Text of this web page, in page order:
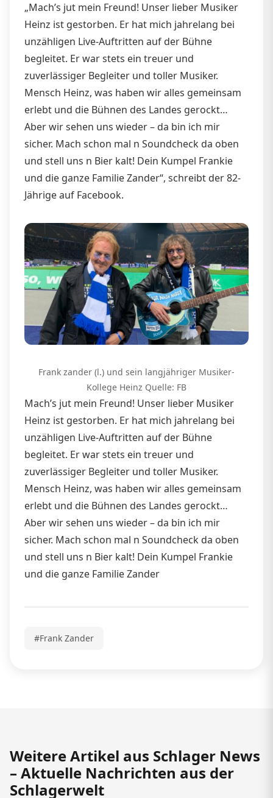
„Mach’s jut mein Freund! Unser lieber Musiker
Heinz ist gestorben. Er hat mich jahrelang bei
unzähligen Live-Auftritten auf der Bühne
begleitet. Er war stets ein treuer und
zuverlässiger Begleiter und toller Musiker.
Mensch Heinz, was haben wir alles gemeinsam
erlebt und die Bühnen des Landes gerockt…
Aber wir sehen uns wieder – da bin ich mir
sicher. Mach schon mal n Soundcheck da oben
und stell uns n Bier kalt! Dein Kumpel Frankie
und die ganze Familie Zander“, schreibt der 82-
Jährige auf Facebook.
Frank zander (l.) und sein langjähriger Musiker-
Kollege Heinz Quelle: FB
Mach’s jut mein Freund! Unser lieber Musiker
Heinz ist gestorben. Er hat mich jahrelang bei
unzähligen Live-Auftritten auf der Bühne
begleitet. Er war stets ein treuer und
zuverlässiger Begleiter und toller Musiker.
Mensch Heinz, was haben wir alles gemeinsam
erlebt und die Bühnen des Landes gerockt…
Aber wir sehen uns wieder – da bin ich mir
sicher. Mach schon mal n Soundcheck da oben
und stell uns n Bier kalt! Dein Kumpel Frankie
und die ganze Familie Zander
#Frank Zander
Weitere Artikel aus Schlager News
– Aktuelle Nachrichten aus der
Schlagerwelt